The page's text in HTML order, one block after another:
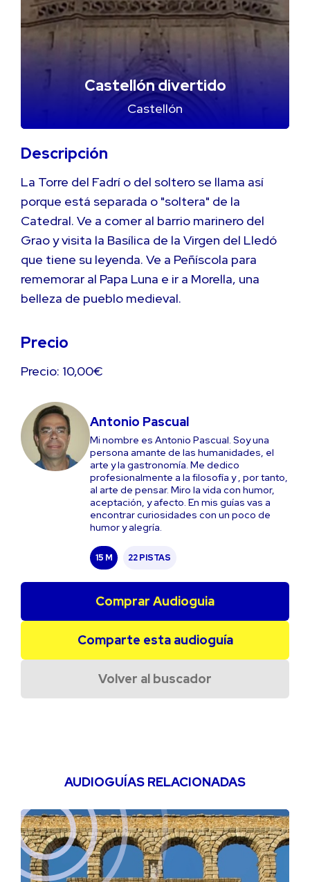
Castellón divertido
Castellón
Descripción
La Torre del Fadrí o del soltero se llama así
porque está separada o "soltera" de la
Catedral. Ve a comer al barrio marinero del
Grao y visita la Basílica de la Virgen del Lledó
que tiene su leyenda. Ve a Peñíscola para
rememorar al Papa Luna e ir a Morella, una
belleza de pueblo medieval.
Precio
Precio: 10,00€
Antonio Pascual
Mi nombre es Antonio Pascual. Soy una
persona amante de las humanidades, el
arte y la gastronomía. Me dedico
profesionalmente a la filosofía y , por tanto,
al arte de pensar. Miro la vida con humor,
aceptación, y afecto. En mis guías vas a
encontrar curiosidades con un poco de
humor y alegría.
15 M 22 PISTAS
Comprar Audioguia
Comparte esta audioguía
Volver al buscador
AUDIOGUÍAS RELACIONADAS